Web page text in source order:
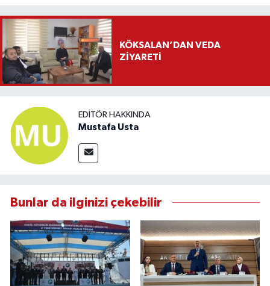
KÖKSALAN’DAN VEDA
ZİYARETİ
EDITÖR HAKKINDA
Mustafa Usta
Bunlar da ilginizi çekebilir